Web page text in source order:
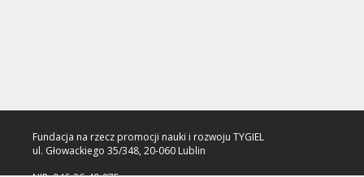
Fundacja na rzecz promocji nauki i rozwoju TYGIEL
ul. Głowackiego 35/348, 20-060 Lublin